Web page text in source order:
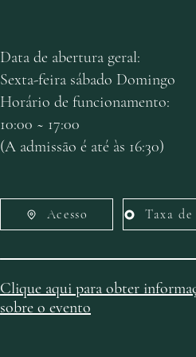
Data de abertura geral:
Sexta-feira sábado Domingo
Horário de funcionamento:
10:00 ~ 17:00
(A admissão é até às 16:30)
Acesso
Clique aqui para obter
sobre o evento